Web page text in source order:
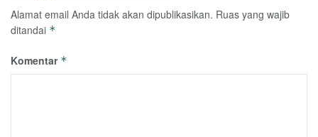
Alamat email Anda tidak akan dipublikasikan. Ruas yang wajib
ditandai *
Komentar *